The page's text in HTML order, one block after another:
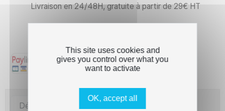
Livraison en 24/48H, gratuite à partir de 29€ HT
Détails du produit Imprimantes compatibles
This site uses cookies and
gives you control over what you
want to activate
OK, accept all